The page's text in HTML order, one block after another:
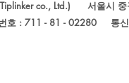
(Tiplinker co., Ltd.) 서울시
호 : 711 - 81 - 02280 통신